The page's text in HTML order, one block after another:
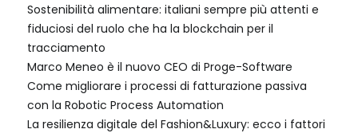
Sostenibilità alimentare: italiani sempre più attenti e
fiduciosi del ruolo che ha la blockchain per il
tracciamento
Marco Meneo è il nuovo CEO di Proge-Software
Come migliorare i processi di fatturazione passiva
con la Robotic Process Automation
La resilienza digitale del Fashion&Luxury: ecco i fattori